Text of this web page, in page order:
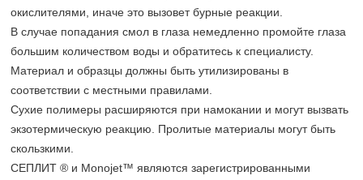
окислителями, иначе это вызовет бурные реакции.
В случае попадания смол в глаза немедленно промойте глаза
большим количеством воды и обратитесь к специалисту.
Материал и образцы должны быть утилизированы в
соответствии с местными правилами.
Сухие полимеры расширяются при намокании и могут вызвать
экзотермическую реакцию. Пролитые материалы могут быть
скользкими.
СЕПЛИТ ® и Monojet™ являются зарегистрированными